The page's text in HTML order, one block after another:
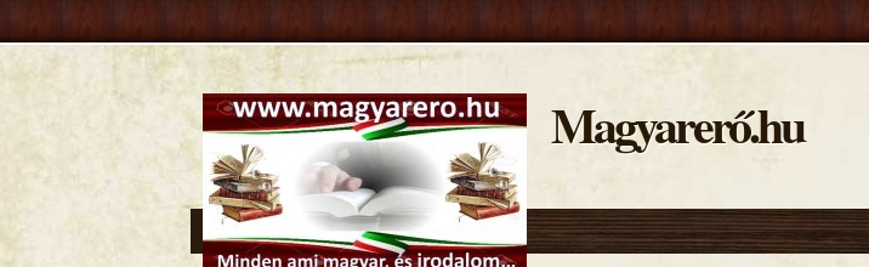
Magyarerő.hu